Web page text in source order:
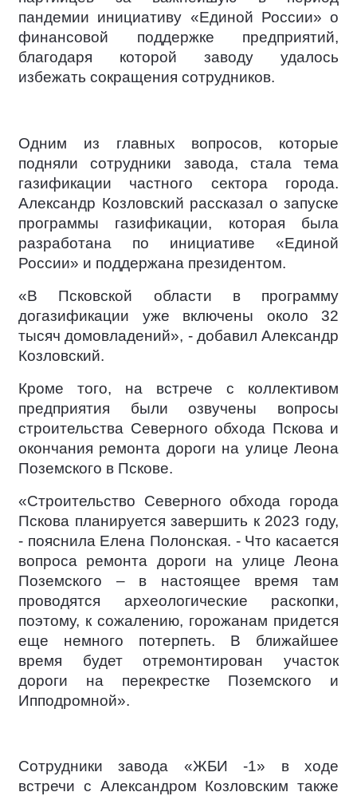
пандемии инициативу «Единой России» о
финансовой поддержке предприятий,
благодаря которой заводу удалось
избежать сокращения сотрудников.
Одним из главных вопросов, которые
подняли сотрудники завода, стала тема
газификации частного сектора города.
Александр Козловский рассказал о запуске
программы газификации, которая была
разработана по инициативе «Единой
России» и поддержана президентом.
«В Псковской области в программу
догазификации уже включены около 32
тысяч домовладений», - добавил Александр
Козловский.
Кроме того, на встрече с коллективом
предприятия были озвучены вопросы
строительства Северного обхода Пскова и
окончания ремонта дороги на улице Леона
Поземского в Пскове.
«Строительство Северного обхода города
Пскова планируется завершить к 2023 году,
- пояснила Елена Полонская. - Что касается
вопроса ремонта дороги на улице Леона
Поземского – в настоящее время там
проводятся археологические раскопки,
поэтому, к сожалению, горожанам придется
еще немного потерпеть. В ближайшее
время будет отремонтирован участок
дороги на перекрестке Поземского и
Ипподромной».
Сотрудники завода «ЖБИ -1» в ходе
встречи с Александром Козловским также